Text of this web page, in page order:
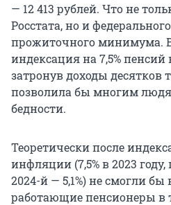
— 12 413 рублей. Что не
Росстата, но и
прожиточного минимума.
индексация на 7,5% пенсий
затронув доходы десятков
позволила бы многим
бедности.
Теоретически после
инфляции (7,5% в 2023
2024-й — 5,1%) не смогли
работающие пенсионеры в